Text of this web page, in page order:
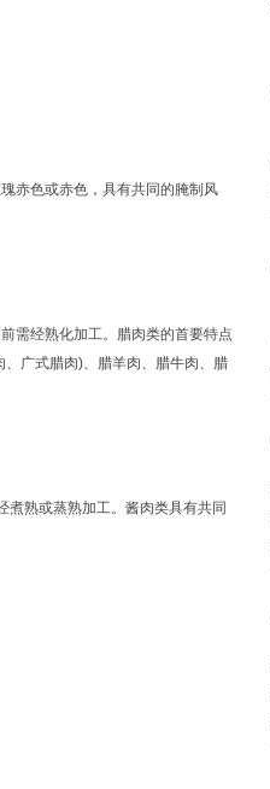
赤色或赤色，具有共同的腌制风
需经熟化加工。腊肉类的首要特点
广式腊肉)、腊羊肉、腊牛肉、腊
熟或蒸熟加工。酱肉类具有共同